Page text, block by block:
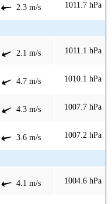
2.3 m/s 1011.7 hPa
2.1 m/s 1011.1 hPa
4.7 m/s 1010.1 hPa
4.3 m/s 1007.7 hPa
3.6 m/s 1007.2 hPa
4.1 m/s 1004.6 hPa